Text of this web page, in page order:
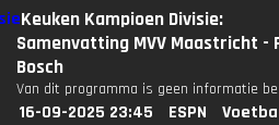
Keuken Kampioen Divisie:
Samenvatting MVV Maastricht -
Bosch
Van dit programma is geen informatie
16-09-2025 23:45 ESPN